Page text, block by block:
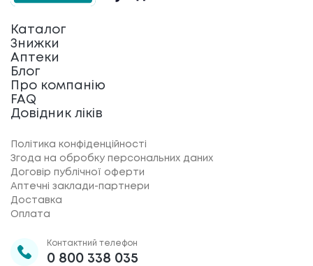
Каталог
Знижки
Аптеки
Блог
Про компанію
FAQ
Довідник ліків
Політика конфіденційності
Згода на обробку персональних даних
Договір публічної оферти
Аптечні заклади-партнери
Доставка
Оплата
Контактний телефон
0 800 338 035